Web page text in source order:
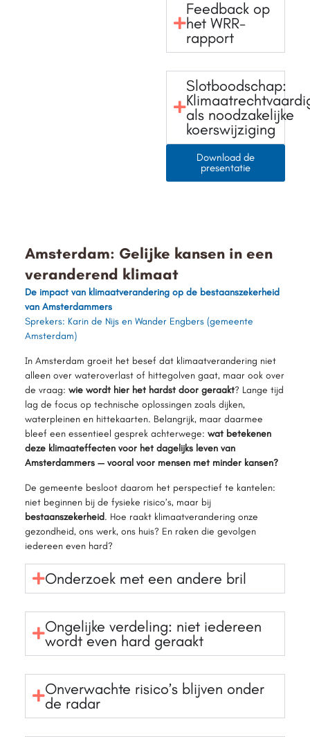
Feedback op
het WRR-
rapport
Slotboodschap:
als noodzakelijke
koerswijziging
Download de
presentatie
Amsterdam: Gelijke kansen in een
veranderend klimaat
De impact van klimaatverandering op de bestaanszekerheid
van Amsterdammers
Sprekers: Karin de Nijs en Wander Engbers (gemeente
Amsterdam)
In Amsterdam groeit het besef dat klimaatverandering niet
alleen over wateroverlast of hittegolven gaat, maar ook over
de vraag:wie wordt hier het hardst door geraakt? Lange tijd
lag de focus op technische oplossingen zoals dijken,
waterpleinen en hittekaarten. Belangrijk, maar daarmee
bleef een essentieel gesprek achterwege:wat betekenen
deze klimaateffecten voor het dagelijks leven van
Amsterdammers — vooral voor mensen met minder kansen?
De gemeente besloot daarom het perspectief te kantelen:
niet beginnen bij de fysieke risico’s, maar bij
bestaanszekerheid. Hoe raakt klimaatverandering onze
gezondheid, ons werk, ons huis? En raken die gevolgen
iedereen even hard?
Onderzoek met een andere bril
Ongelijke verdeling: niet iedereen
wordt even hard geraakt
Onverwachte risico’s blijven onder
de radar